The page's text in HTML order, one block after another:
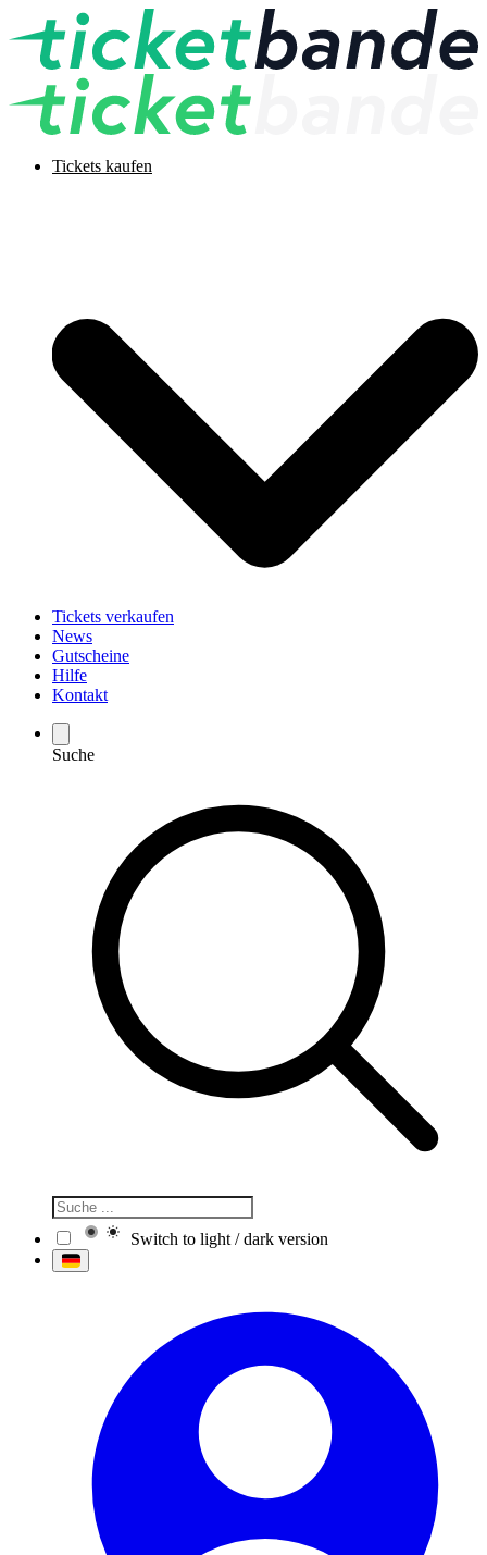
Tickets kaufen
Tickets verkaufen
News
Gutscheine
Hilfe
Kontakt
Suche
Switch to light / dark version